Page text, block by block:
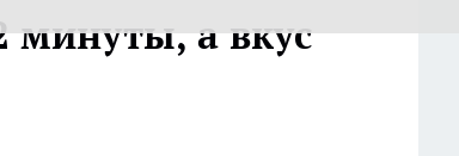
минуты, а вкус